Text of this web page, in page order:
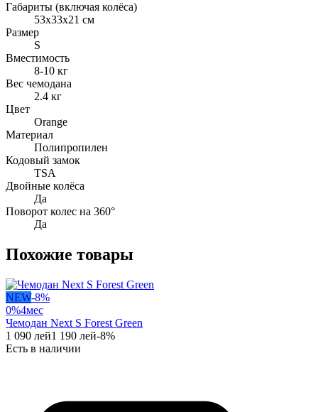
Габариты (включая колёса)
53х33х21 см
Размер
S
Вместимость
8-10 кг
Вес чемодана
2.4 кг
Цвет
Orange
Материал
Полипропилен
Кодовый замок
TSA
Двойные колёса
Да
Поворот колес на 360°
Да
Похожие товары
NEW-8%
0%4мес
Чемодан Next S Forest Green
1 090 лей1 190 лей-8%
Есть в наличии